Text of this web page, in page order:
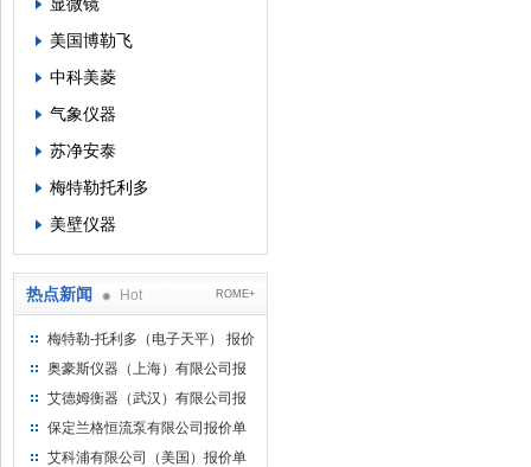
美国博勒飞
中科美菱
气象仪器
苏净安泰
梅特勒托利多
美壁仪器
热点新闻 Hot ROME+
梅特勒-托利多（电子天平） 报价
单
奥豪斯仪器（上海）有限公司报
价单
艾德姆衡器（武汉）有限公司报
价单
保定兰格恒流泵有限公司报价单
艾科浦有限公司（美国）报价单